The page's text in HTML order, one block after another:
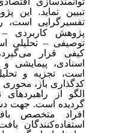
تبیین نماید. این
تفسیرگرایی است،
پژوهش کاربردی
توصیفی– تحلیلی
کیفی قرار
اسنادی، پیمایشی و
است، تجزیه و
کدگذاری باز،
الگو از راهبردهای
افراد متخصص
استفاده‌کنندگان